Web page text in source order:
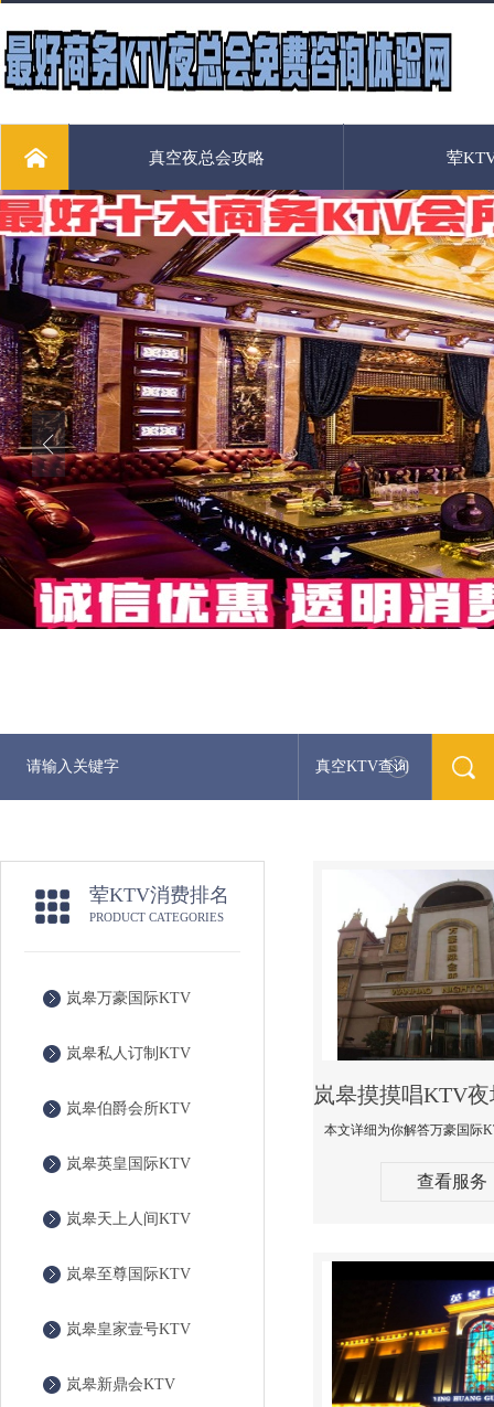
真空夜总会攻略 荤
真空KTV查询 最新
荤KTV消费排名
PRODUCT CATEGORIES
岚皋万豪国际KTV
岚皋私人订制KTV
岚皋伯爵会所KTV
岚皋英皇国际KTV
岚皋天上人间KTV
岚皋至尊国际KTV
岚皋皇家壹号KTV
岚皋新鼎会KTV
查看服务